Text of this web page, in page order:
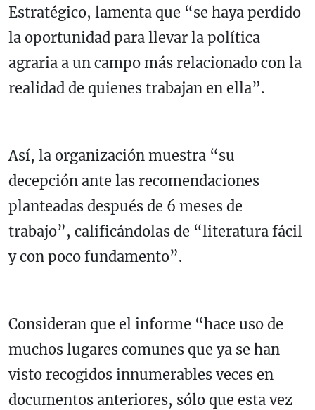
Estratégico, lamenta que “se haya perdido
la oportunidad para llevar la política
agraria a un campo más relacionado con la
realidad de quienes trabajan en ella”.
Así, la organización muestra “su
decepción ante las recomendaciones
planteadas después de 6 meses de
trabajo”, calificándolas de “literatura fácil
y con poco fundamento”.
Consideran que el informe “hace uso de
muchos lugares comunes que ya se han
visto recogidos innumerables veces en
documentos anteriores, sólo que esta vez